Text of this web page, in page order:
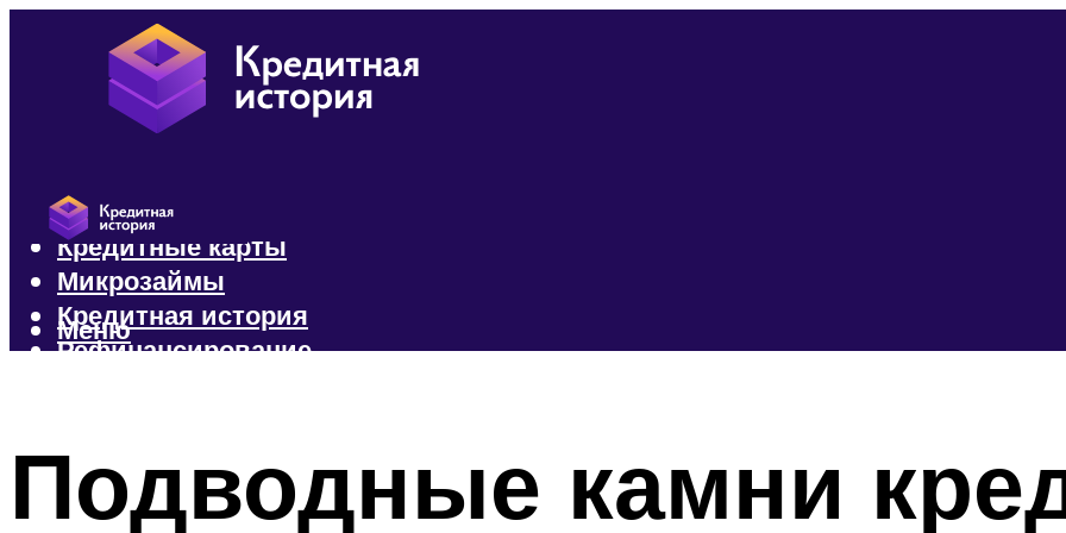
Кредиты
Кредитные карты
Микрозаймы
Кредитная история
Рефинансирование
Меню
Подводные камни